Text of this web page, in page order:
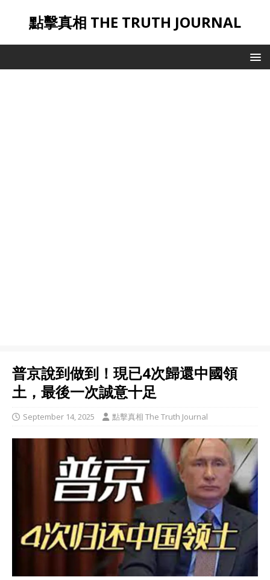
點擊真相 THE TRUTH JOURNAL
普京說到做到！現已4次歸還中國領
土，最後一次誠意十足
September 14, 2025 點擊真相 The Truth Journal